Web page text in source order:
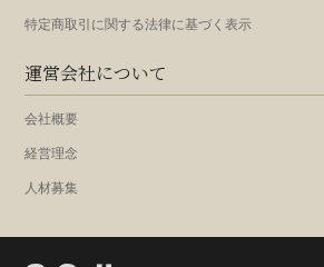
特定商取引に関する法律に基づく表示
運営会社について
会社概要
経営理念
人材募集